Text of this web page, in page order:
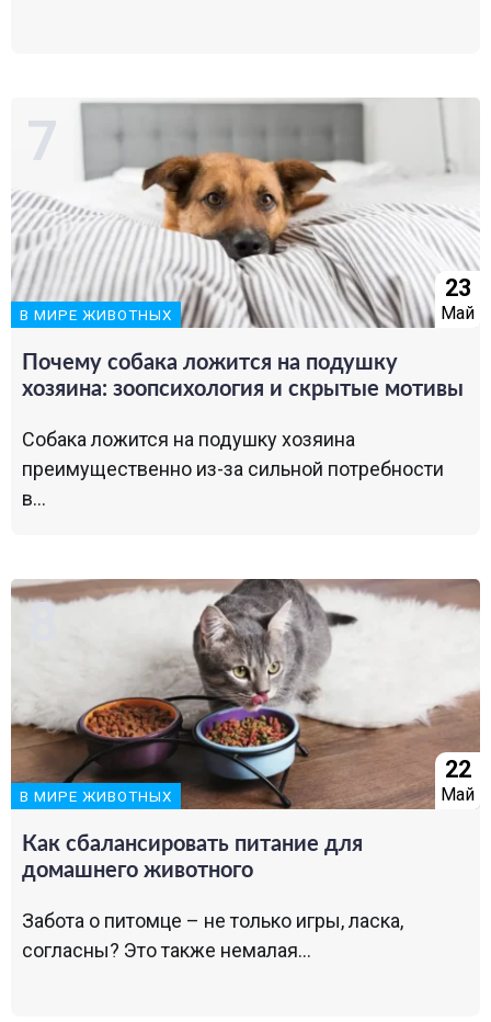
В МИРЕ ЖИВОТНЫХ
23
Май
Почему собака ложится на подушку
хозяина: зоопсихология и скрытые мотивы
Собака ложится на подушку хозяина
преимущественно из-за сильной потребности
в...
В МИРЕ ЖИВОТНЫХ
22
Май
Как сбалансировать питание для
домашнего животного
Забота о питомце – не только игры, ласка,
согласны? Это также немалая...